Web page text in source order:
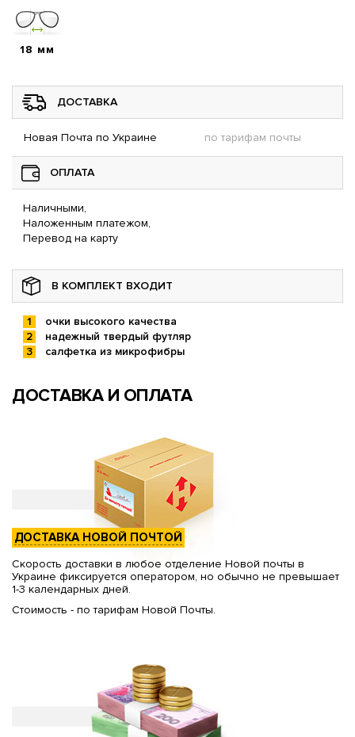
18 мм
ДОСТАВКА
Новая Почта по Украине по тарифам почты
ОПЛАТА
Наличными,
Наложенным платежом,
Перевод на карту
В КОМПЛЕКТ ВХОДИТ
очки высокого качества
надежный твердый футляр
салфетка из микрофибры
ДОСТАВКА И ОПЛАТА
ДОСТАВКА НОВОЙ ПОЧТОЙ
Скорость доставки в любое отделение Новой почты в
Украине фиксируется оператором, но обычно не превышает
1-3 календарных дней.
Стоимость - по тарифам Новой Почты.